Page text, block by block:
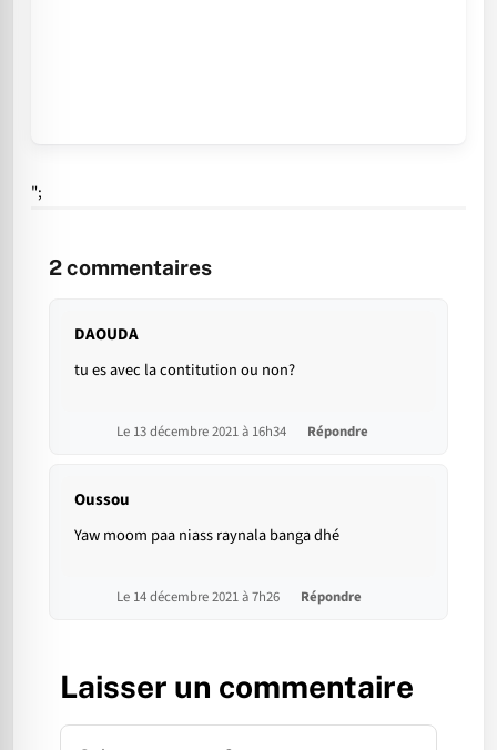
";
2commentaires
DAOUDA
tu es avec la contitution ou non?
Le 13 décembre 2021 à 16h34 Répondre
Oussou
Yaw moom paa niass raynala banga dhé
Le 14 décembre 2021 à 7h26 Répondre
Laisser un commentaire
Commentaire